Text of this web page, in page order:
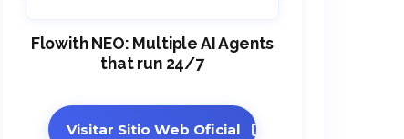
Flowith NEO: Multiple AI Agents
that run 24/7
Visitar Sitio Web Oficial